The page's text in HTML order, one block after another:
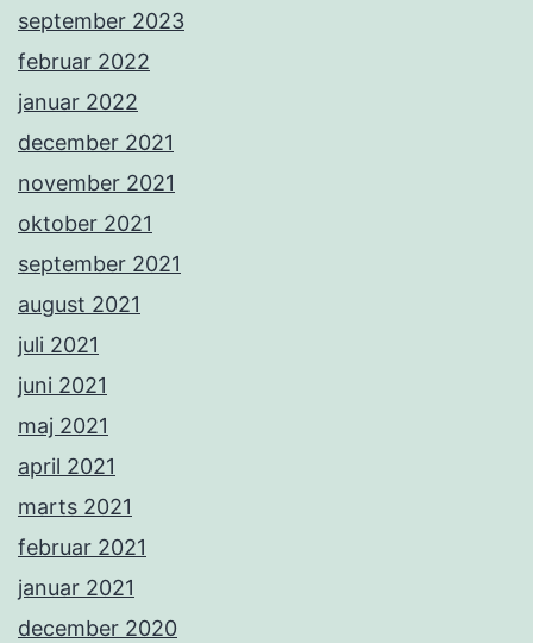
september 2023
februar 2022
januar 2022
december 2021
november 2021
oktober 2021
september 2021
august 2021
juli 2021
juni 2021
maj 2021
april 2021
marts 2021
februar 2021
januar 2021
december 2020